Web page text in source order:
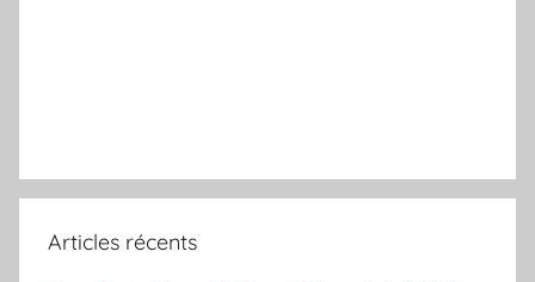
Articles récents